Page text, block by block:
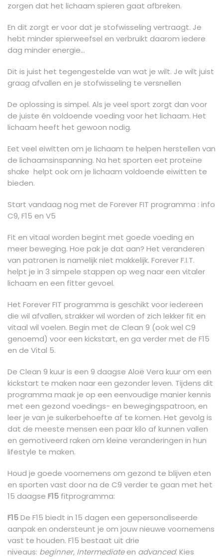
zorgen dat het lichaam spieren gaat afbreken.
En dit zorgt er voor dat je stofwisseling vertraagt. Je
hebt minder spierweefsel en verbruikt daarom iedere
dag minder energie…
Dit is juist het tegengestelde van wat je wilt. Je wilt juist
graag afvallen en je stofwisseling te versnellen
De oplossing is simpel. Als je veel sport zorgt dan voor
de juiste én voldoende voeding voor het lichaam. Het
lichaam heeft het gewoon nodig.
Eet veel eiwitten om je lichaam te helpen herstellen van
de lichaamsinspanning. Na het sporten eet proteïne
shake helpt ook om je lichaam voldoende eiwitten te
bieden.
Start vandaag nog met de Forever FIT programma : info
C9, F15 en V5
Fit en vitaal worden begint met goede voeding en
meer beweging. Hoe pak je dat aan? Het veranderen
van patronen is namelijk niet makkelijk. Forever F.I.T.
helpt je in 3 simpele stappen op weg naar een vitaler
lichaam en een fitter gevoel.
Het Forever FIT programma is geschikt voor iedereen
die wil afvallen, strakker wil worden of zich lekker fit en
vitaal wil voelen. Begin met de Clean 9 (ook wel C9
genoemd) voor een kickstart, en ga verder met de F15
en de Vital 5.
De Clean 9 kuur is een 9 daagse Aloë Vera kuur om een
kickstart te maken naar een gezonder leven. Tijdens dit
programma maak je op een eenvoudige manier kennis
met een gezond voedings- en bewegingspatroon, en
leer je van je suikerbehoefte af te komen. Het gevolg is
dat de meeste mensen een paar kilo af kunnen vallen
en gemotiveerd raken om kleine veranderingen in hun
lifestyle te maken.
Houd je goede voornemens om gezond te blijven eten
en sporten vast door na de C9 verder te gaan met het
15 daagse F15 fitprogramma:
F15De F15 biedt in 15 dagen een gepersonaliseerde
aanpak en ondersteunt je om jouw nieuwe voornemens
vast te houden. F15 bestaat uit drie
niveaus: beginner, Intermediateen advanced. Kies